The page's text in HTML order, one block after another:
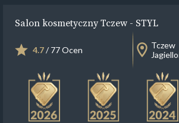
Salon kosmetyczny Tczew - STYL
4.7/ 77 Ocen
Tczew